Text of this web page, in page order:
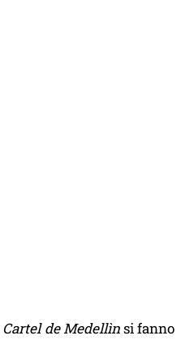
Cartel de Medellìnsi fanno